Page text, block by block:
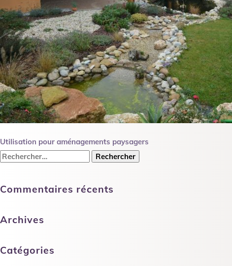
Navigation
de
l’article
Utilisation pour aménagements paysagers
Rechercher :
Commentaires récents
Archives
Catégories